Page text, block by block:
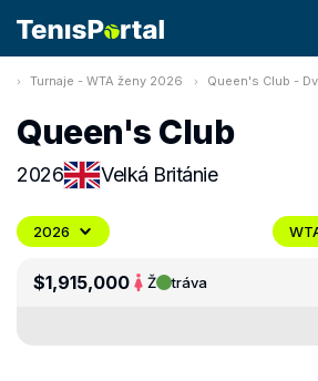
Turnaje - WTA ženy 2026 Queen's Club -
Queen's Club
2026 Velká Británie
2026
$1,915,000 Ž tráva